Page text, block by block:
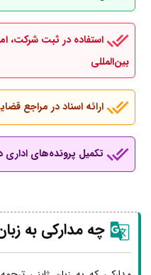
استفاده در ثبت شرکت،
بین‌المللی
ارائه اسناد در مراجع
تکمیل پرونده‌های اداری
چه مدارکی به